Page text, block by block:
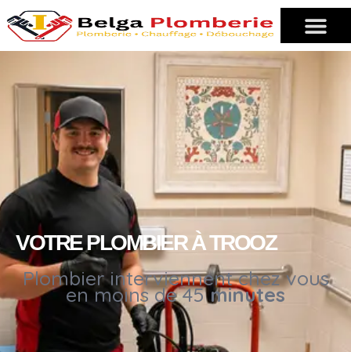
VOTRE PLOMBIER À TROOZ
Plombier interviennent chez vous
en moins de 45minutes